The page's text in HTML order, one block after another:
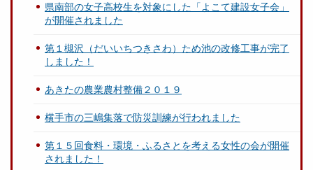
県南部の女子高校生を対象にした「よこて建設女子会」
が開催されました
第１槻沢（だいいちつきさわ）ため池の改修工事が完了
しました！
あきたの農業農村整備２０１９
横手市の三嶋集落で防災訓練が行われました
第１５回食料・環境・ふるさとを考える女性の会が開催
されました！